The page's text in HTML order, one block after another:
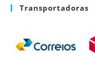
Transportadoras